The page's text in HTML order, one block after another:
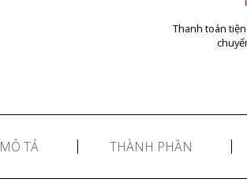
Thanh toán
MÔ TẢ THÀNH PHẦN